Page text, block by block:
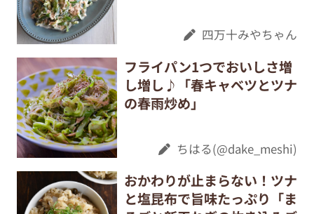
四万十みやちゃん
フライパン1つでおいしさ増
し増し♪「春キャベツとツナ
の春雨炒め」
ちはる(@dake_meshi)
おかわりが止まらない！ツナ
と塩昆布で旨味たっぷり「ま